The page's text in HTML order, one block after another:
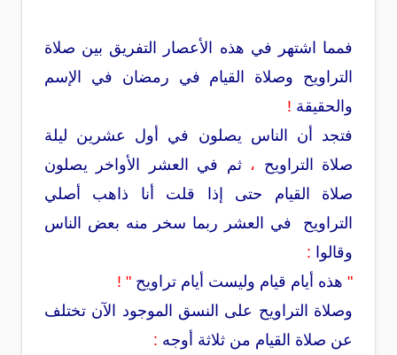
فمما اشتهر في هذه الأعصار التفريق بين صلاة
التراويح وصلاة القيام في رمضان في الإسم
والحقيقة !
فتجد أن الناس يصلون في أول عشرين ليلة
صلاة التراويح ، ثم في العشر الأواخر يصلون
صلاة القيام حتى إذا قلت أنا ذاهب أصلي
التراويح في العشر ربما سخر منه بعض الناس
وقالوا :
" هذه أيام قيام وليست أيام تراويح " !
وصلاة التراويح على النسق الموجود الآن تختلف
عن صلاة القيام من ثلاثة أوجه :